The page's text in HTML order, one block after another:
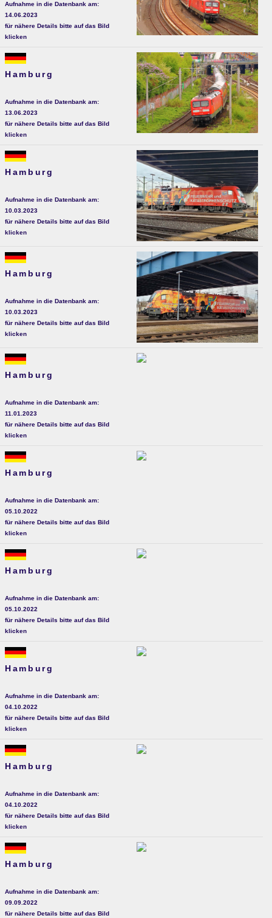
Aufnahme in die Datenbank am:
14.06.2023
für nähere Details bitte auf das Bild
klicken
Hamburg
Aufnahme in die Datenbank am:
13.06.2023
für nähere Details bitte auf das Bild
klicken
Hamburg
Aufnahme in die Datenbank am:
10.03.2023
für nähere Details bitte auf das Bild
klicken
Hamburg
Aufnahme in die Datenbank am:
10.03.2023
für nähere Details bitte auf das Bild
klicken
Hamburg
Aufnahme in die Datenbank am:
11.01.2023
für nähere Details bitte auf das Bild
klicken
Hamburg
Aufnahme in die Datenbank am:
05.10.2022
für nähere Details bitte auf das Bild
klicken
Hamburg
Aufnahme in die Datenbank am:
05.10.2022
für nähere Details bitte auf das Bild
klicken
Hamburg
Aufnahme in die Datenbank am:
04.10.2022
für nähere Details bitte auf das Bild
klicken
Hamburg
Aufnahme in die Datenbank am:
04.10.2022
für nähere Details bitte auf das Bild
klicken
Hamburg
Aufnahme in die Datenbank am:
09.09.2022
für nähere Details bitte auf das Bild